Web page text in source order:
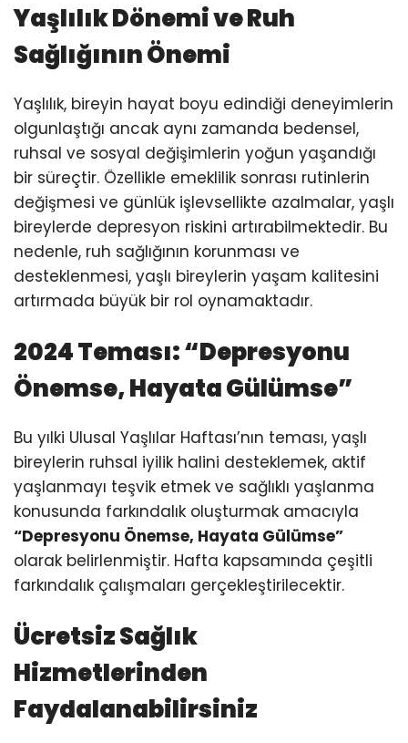
Yaşlılık Dönemi ve Ruh
Sağlığının Önemi
Yaşlılık, bireyin hayat boyu edindiği deneyimlerin
olgunlaştığı ancak aynı zamanda bedensel,
ruhsal ve sosyal değişimlerin yoğun yaşandığı
bir süreçtir. Özellikle emeklilik sonrası rutinlerin
değişmesi ve günlük işlevsellikte azalmalar, yaşlı
bireylerde depresyon riskini artırabilmektedir. Bu
nedenle, ruh sağlığının korunması ve
desteklenmesi, yaşlı bireylerin yaşam kalitesini
artırmada büyük bir rol oynamaktadır.
2024 Teması: “Depresyonu
Önemse, Hayata Gülümse”
Bu yılki Ulusal Yaşlılar Haftası’nın teması, yaşlı
bireylerin ruhsal iyilik halini desteklemek, aktif
yaşlanmayı teşvik etmek ve sağlıklı yaşlanma
konusunda farkındalık oluşturmak amacıyla
“Depresyonu Önemse, Hayata Gülümse”
olarak belirlenmiştir. Hafta kapsamında çeşitli
farkındalık çalışmaları gerçekleştirilecektir.
Ücretsiz Sağlık
Hizmetlerinden
Faydalanabilirsiniz